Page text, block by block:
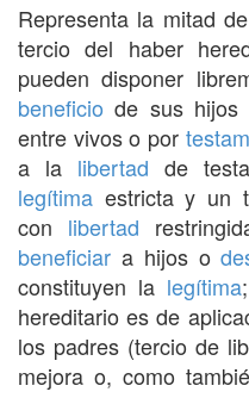
Representa la mitad
tercio del haber
pueden disponer
beneficio de sus
entre vivos o por
a la libertad de
legítima estricta y un
con libertad
beneficiar a hijos o
constituyen la legítima
hereditario es de
los padres (tercio de
mejora o, como